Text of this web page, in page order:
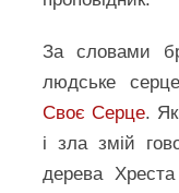
За словами
людське
Своє Серце.
і зла змій
дерева